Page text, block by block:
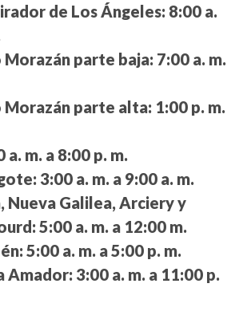
de Los Ángeles: 8:00 a.
Morazán parte baja: 7:00 a. m.
Morazán parte alta: 1:00 p. m.
a. m. a 8:00 p. m.
3:00 a. m. a 9:00 a. m.
Nueva Galilea, Arciery y
5:00 a. m. a 12:00 m.
5:00 a. m. a 5:00 p. m.
Amador: 3:00 a. m. a 11:00 p.